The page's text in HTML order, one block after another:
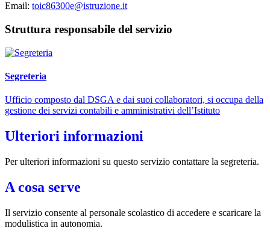
Email: toic86300e@istruzione.it
Struttura responsabile del servizio
Segreteria
Ufficio composto dal DSGA e dai suoi collaboratori, si occupa della
gestione dei servizi contabili e amministrativi dell’Istituto
Ulteriori informazioni
Per ulteriori informazioni su questo servizio contattare la segreteria.
A cosa serve
Il servizio consente al personale scolastico di accedere e scaricare la
modulistica in autonomia.